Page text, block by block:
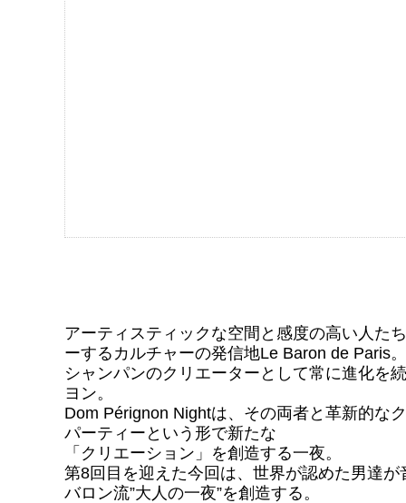
アーティスティックな空間と感度の高い人た
ーするカルチャーの発信地Le Baron de Paris。
シャンパンのクリエーターとして常に進化を
ヨン。
Dom Pérignon Nightは、その両者と革新的な
パーティーという形で新たな
「クリエーション」を創造する一夜。
第8回目を迎えた今回は、世界が認めた男達が
バロン流”大人の一夜”を創造する。